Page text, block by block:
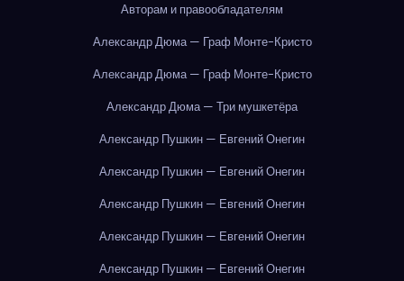
Авторам и правообладателям
Александр Дюма — Граф Монте-Кристо
Александр Дюма — Граф Монте-Кристо
Александр Дюма — Три мушкетёра
Александр Пушкин — Евгений Онегин
Александр Пушкин — Евгений Онегин
Александр Пушкин — Евгений Онегин
Александр Пушкин — Евгений Онегин
Александр Пушкин — Евгений Онегин